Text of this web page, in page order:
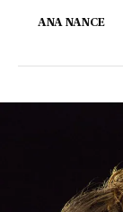
ANA NANCE